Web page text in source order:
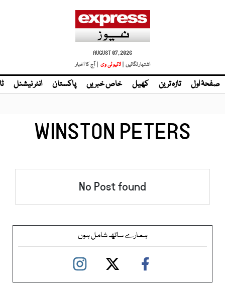
AUGUST 07, 2026
اشتہار لگائیں | لائیو ٹی وی | آج کا اخبار
صفحۂ اول تازہ ترین کھیل خاص خبریں پاکستان انٹر نیشنل
WINSTON PETERS
No Post found
ہمارے ساتھ شامل ہوں